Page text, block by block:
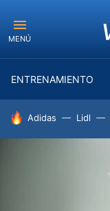
MENÚ
ENTRENAMIENTO
HOY SE HABLA DE
Adidas Lidl